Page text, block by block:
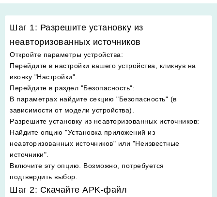
Шаг 1: Разрешите установку из
неавторизованных источников
Откройте параметры устройства:
Перейдите в настройки вашего устройства, кликнув на
иконку "Настройки".
Перейдите в раздел "Безопасность":
В параметрах найдите секцию "Безопасность" (в
зависимости от модели устройства).
Разрешите установку из неавторизованных источников:
Найдите опцию "Установка приложений из
неавторизованных источников" или "Неизвестные
источники".
Включите эту опцию. Возможно, потребуется
подтвердить выбор.
Шаг 2: Скачайте APK-файл